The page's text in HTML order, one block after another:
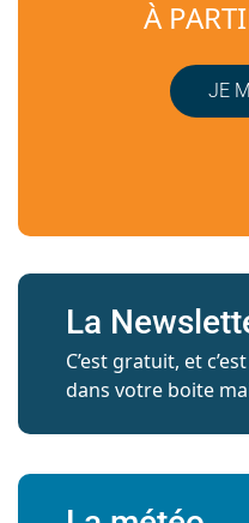
À
JE
La
C’est gratuit, et
dans votre boite